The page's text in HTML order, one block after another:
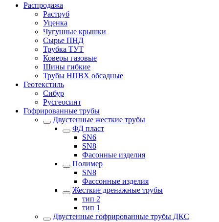
Распродажа
Раструб
Уценка
Чугунные крышки
Сырье ПНД
Трубка ТУТ
Коверы газовые
Шины гибкие
Трубы НПВХ обсадные
Геотекстиль
Сибур
Русгеосинт
Гофрированные трубы
Двустенные жесткие трубы
ФД пласт
SN6
SN8
Фасонные изделия
Полимер
SN8
Фассонные изделия
Жесткие дренажные трубы
тип 2
тип 1
Двустенные гофрированные трубы ДКС